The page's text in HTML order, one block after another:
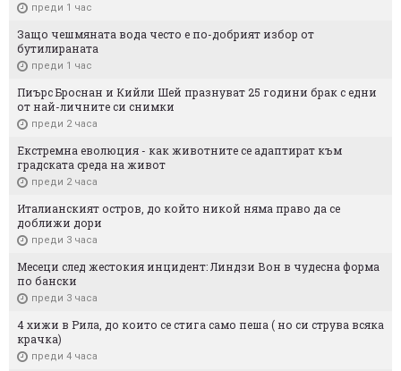
преди 1 час
Защо чешмяната вода често е по-добрият избор от
бутилираната
преди 1 час
Пиърс Броснан и Кийли Шей празнуват 25 години брак с едни
от най-личните си снимки
преди 2 часа
Екстремна еволюция - как животните се адаптират към
градската среда на живот
преди 2 часа
Италианският остров, до който никой няма право да се
доближи дори
преди 3 часа
Месеци след жестокия инцидент: Линдзи Вон в чудесна форма
по бански
преди 3 часа
4 хижи в Рила, до които се стига само пеша ( но си струва всяка
крачка)
преди 4 часа